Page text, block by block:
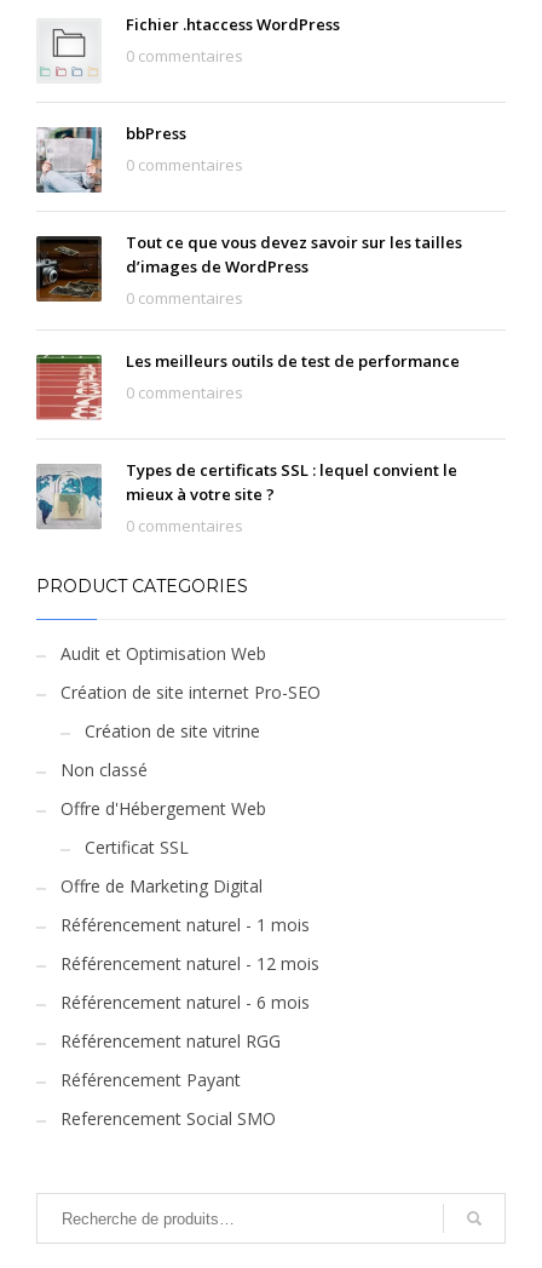
Fichier .htaccess WordPress
0 commentaires
bbPress
0 commentaires
Tout ce que vous devez savoir sur les tailles
d’images de WordPress
0 commentaires
Les meilleurs outils de test de performance
0 commentaires
Types de certificats SSL : lequel convient le
mieux à votre site ?
0 commentaires
PRODUCT CATEGORIES
Audit et Optimisation Web
Création de site internet Pro-SEO
Création de site vitrine
Non classé
Offre d'Hébergement Web
Certificat SSL
Offre de Marketing Digital
Référencement naturel - 1 mois
Référencement naturel - 12 mois
Référencement naturel - 6 mois
Référencement naturel RGG
Référencement Payant
Referencement Social SMO